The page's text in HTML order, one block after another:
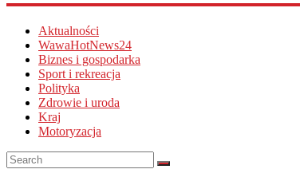
Aktualności
WawaHotNews24
Biznes i gospodarka
Sport i rekreacja
Polityka
Zdrowie i uroda
Kraj
Motoryzacja